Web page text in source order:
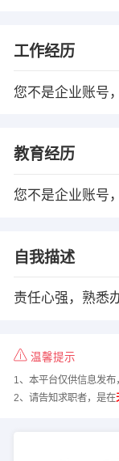
工作经历
您不是企业账号
教育经历
您不是企业账号
自我描述
责任心强，熟悉
温馨提示
1、本平台仅供信息发布
2、请告知求职者，是在